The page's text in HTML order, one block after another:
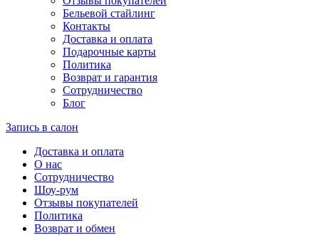
Бельевой стайлинг
Контакты
Доставка и оплата
Подарочные карты
Политика
Возврат и гарантия
Сотрудничество
Блог
Запись в салон
Доставка и оплата
О нас
Сотрудничество
Шоу-рум
Отзывы покупателей
Политика
Возврат и обмен